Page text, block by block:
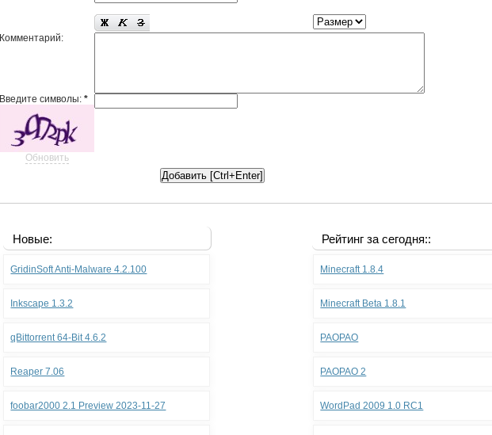
Комментарий:
Введите символы:*
Обновить
Новые:
GridinSoft Anti-Malware 4.2.100
Inkscape 1.3.2
qBittorrent 64-Bit 4.6.2
Reaper 7.06
foobar2000 2.1 Preview 2023-11-27
Рейтинг за сегодня::
Minecraft 1.8.4
Minecraft Beta 1.8.1
PAOPAO
PAOPAO 2
WordPad 2009 1.0 RC1